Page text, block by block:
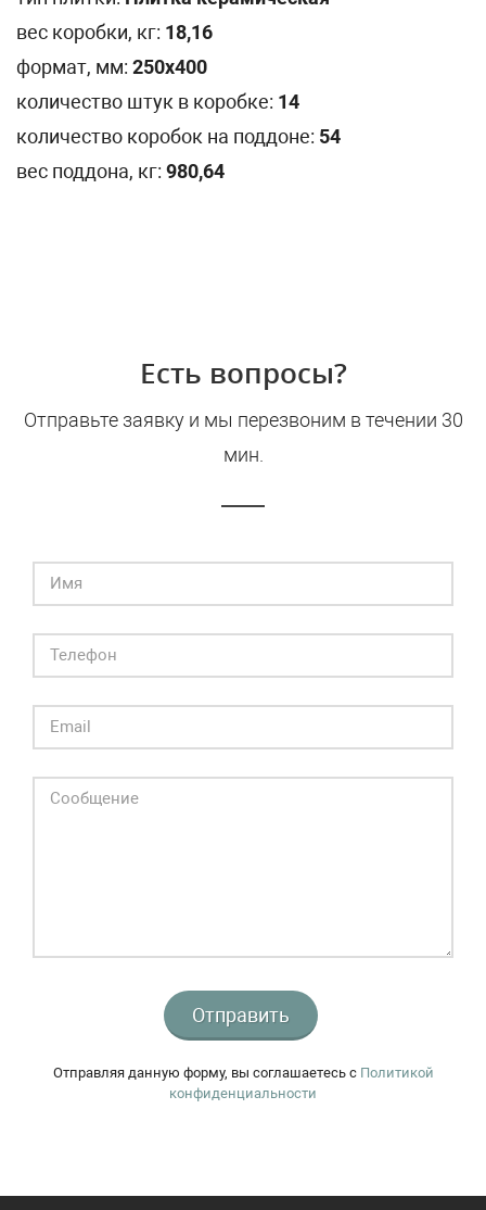
вес коробки, кг: 18,16
формат, мм: 250х400
количество штук в коробке: 14
количество коробок на поддоне: 54
вес поддона, кг: 980,64
Есть вопросы?
Отправьте заявку и мы перезвоним в течении 30
мин.
Отправить
Отправляя данную форму, вы соглашаетесь c Политикой
конфиденциальности